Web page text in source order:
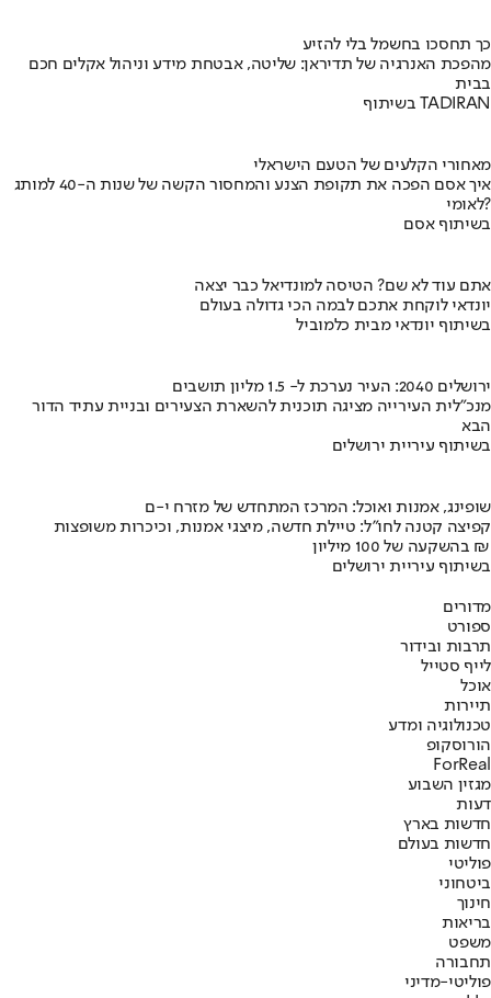
כך תחסכו בחשמל בלי להזיע
מהפכת האנרגיה של תדיראן: שליטה, אבטחת מידע וניהול אקלים חכם
בבית
בשיתוף TADIRAN
מאחורי הקלעים של הטעם הישראלי
איך אסם הפכה את תקופת הצנע והמחסור הקשה של שנות ה-40 למותג
לאומי?
בשיתוף אסם
אתם עוד לא שם? הטיסה למונדיאל כבר יצאה
יונדאי לוקחת אתכם לבמה הכי גדולה בעולם
בשיתוף יונדאי מבית כלמוביל
ירושלים 2040: העיר נערכת ל- 1.5 מליון תושבים
מנכ"לית העירייה מציגה תוכנית להשארת הצעירים ובניית עתיד הדור
הבא
בשיתוף עיריית ירושלים
שופינג, אמנות ואוכל: המרכז המתחדש של מזרח י-ם
קפיצה קטנה לחו"ל: טיילת חדשה, מיצגי אמנות, וכיכרות משופצות
בהשקעה של 100 מיליון ₪
בשיתוף עיריית ירושלים
מדורים
ספורט
תרבות ובידור
לייף סטייל
אוכל
תיירות
טכנולוגיה ומדע
הורוסקופ
ForReal
מגזין השבוע
דעות
חדשות בארץ
חדשות בעולם
פוליטי
ביטחוני
חינוך
בריאות
משפט
תחבורה
פוליטי-מדיני